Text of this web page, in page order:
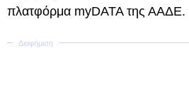
πλατφόρμα myDATA της ΑΑΔΕ.